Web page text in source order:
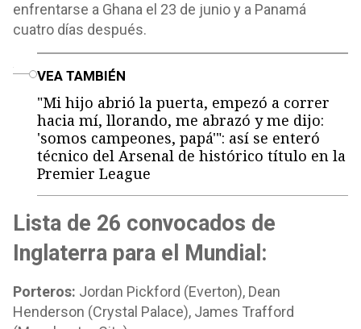
enfrentarse a Ghana el 23 de junio y a Panamá
cuatro días después.
VEA TAMBIÉN
"Mi hijo abrió la puerta, empezó a correr
hacia mí, llorando, me abrazó y me dijo:
'somos campeones, papá'": así se enteró
técnico del Arsenal de histórico título en la
Premier League
Lista de 26 convocados de
Inglaterra para el Mundial:
Porteros: Jordan Pickford (Everton), Dean
Henderson (Crystal Palace), James Trafford